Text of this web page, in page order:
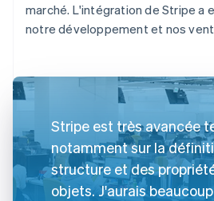
marché. L'intégration de Stripe a
notre développement et nos
Stripe est très avancée
notamment sur la
structure et des
objets. J'aurais